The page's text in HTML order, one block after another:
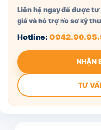
Liên hệ ngay để được tư
giá và hỗ trợ hồ sơ kỹ
Hotline:
NHẬN
TƯ